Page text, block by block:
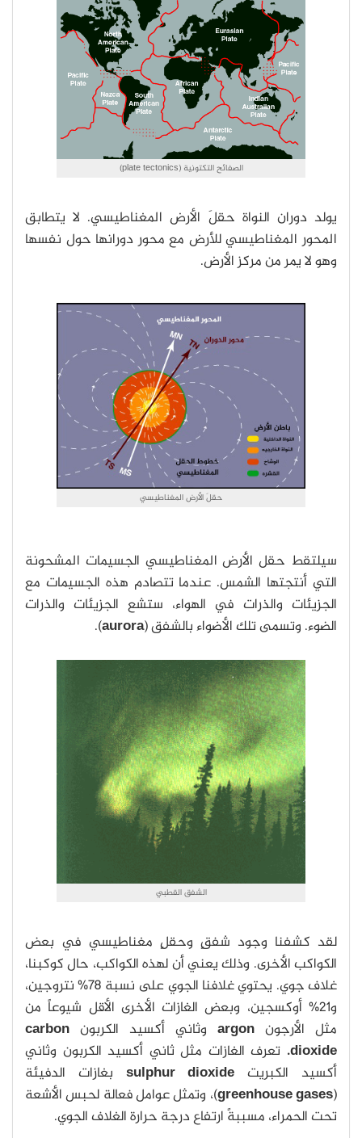
الصفائح التكتونية (plate tectonics)
يولد دوران النواة حقلَ الأرض المغناطيسي. لا يتطابق
المحور المغناطيسي للأرض مع محور دورانها حول نفسها
وهو لا يمر من مركز الأرض.
حقلَ الأرض المغناطيسي
سيلتقط حقل الأرض المغناطيسي الجسيمات المشحونة
التي أنتجتها الشمس. عندما تتصادم هذه الجسيمات مع
الجزيئات والذرات في الهواء، ستشع الجزيئات والذرات
الضوء. وتسمى تلك الأضواء بالشفق (aurora
).
الشفق القطبي
لقد كشفنا وجود شفقٍ وحقلٍ مغناطيسي في بعض
الكواكب الأخرى. وذلك يعني أن لهذه الكواكب، حال كوكبنا،
غلاف جوي. يحتوي غلافنا الجوي على نسبة 78% نتروجين،
و21% أوكسجين، وبعض الغازات الأخرى الأقل شيوعاً من
مثل الأرجون
وثاني أكسيد الكربون carbon
dioxide. تعرف الغازات مثل ثاني أكسيد الكربون وثاني
أكسيد الكبريت sulphur dioxide بغازات الدفيئة
(
greenhouse gases)، وتمثل عوامل فعالة لحبس الأشعة
تحت الحمراء، مسببةً ارتفاع درجة حرارة الغلاف الجوي.